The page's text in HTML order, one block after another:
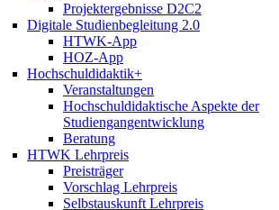
Projektergebnisse D2C2
Digitale Studienbegleitung 2.0
HTWK-App
HOZ-App
Hochschuldidaktik+
Veranstaltungen
Hochschuldidaktische Aspekte der
Studiengangentwicklung
Beratung
HTWK Lehrpreis
Preisträger
Vorschlag Lehrpreis
Selbstauskunft Lehrpreis